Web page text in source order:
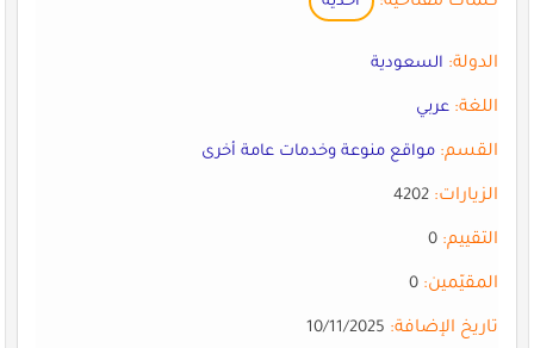
الدولة: السعودية
اللغة: عربي
القسم: مواقع منوعة وخدمات عامة أخرى
الزيارات:4202
التقييم:0
المقيّمين:0
تاريخ الإضافة:10/11/2025